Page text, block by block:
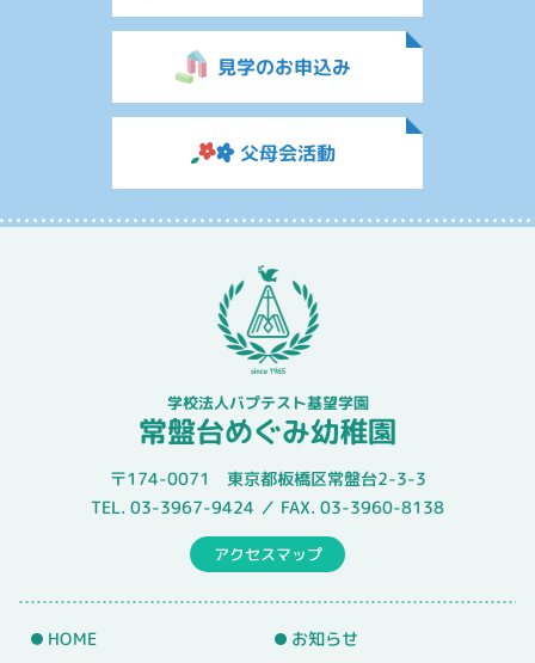
見学のお申込み
父母会活動
学校法人バプテスト基望学園
常盤台めぐみ幼稚園
〒174-0071 東京都板橋区常盤台2-3-3
TEL. 03-3967-9424 ／ FAX. 03-3960-8138
アクセスマップ
HOME お知らせ